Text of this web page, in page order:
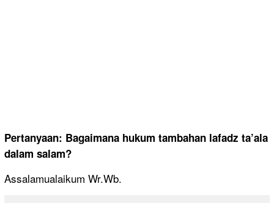
Pertanyaan: Bagaimana hukum tambahan lafadz ta’ala
dalam salam?
Assalamualaikum Wr.Wb.